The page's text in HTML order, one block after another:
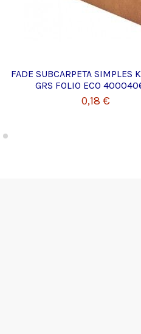
FADE SUBCARPETA SIMPLES
GRS FOLIO ECO
0,18 €